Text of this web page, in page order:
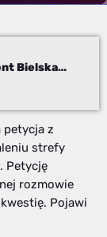
Jarosław Klimaszewski, prezydent Bielska-Białej
petycja z
strefy
Petycję
rozmowie
Pojawi